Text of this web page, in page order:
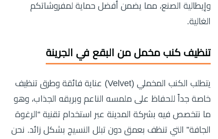
وإيطالية الصنع، مما يضمن أفضل حماية لمفروشاتكم
الغالية.
تنظيف كنب مخمل من البقع في الجرينة
يتطلب الكنب المخملي (Velvet) عناية فائقة وطرق تنظيف
خاصة جداً للحفاظ على ملمسه الناعم وبريقه الجذاب، وهو
ما نتخصص فيه بشركة المدينة عبر استخدام تقنية “الرغوة
الجافة” التي تنظف بعمق دون تبلل النسيج بشكل زائد. نحن